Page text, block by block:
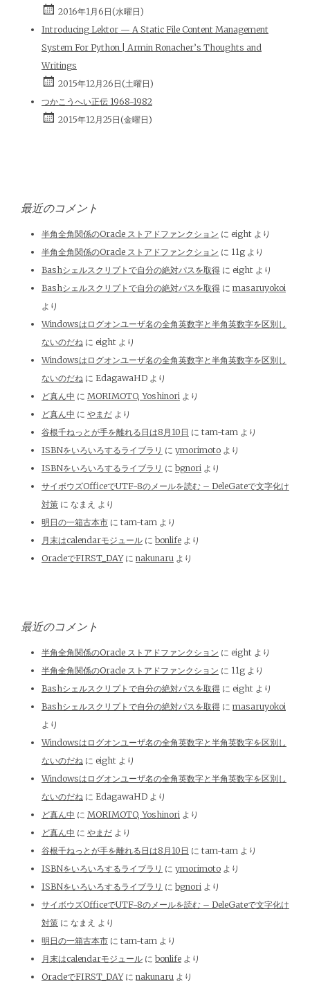
2016年1月6日(水曜日)
Introducing Lektor — A Static File Content Management
System For Python | Armin Ronacher’s Thoughts and
Writings
2015年12月26日(土曜日)
つかこうへい正伝 1968-1982
2015年12月25日(金曜日)
最近のコメント
半角全角関係のOracle ストアドファンクション に eight より
半角全角関係のOracle ストアドファンクション に 11g より
Bashシェルスクリプトで自分の絶対パスを取得 に eight より
Bashシェルスクリプトで自分の絶対パスを取得 に masaruyokoi
より
Windowsはログオンユーザ名の全角英数字と半角英数字を区別し
ないのだね に eight より
Windowsはログオンユーザ名の全角英数字と半角英数字を区別し
ないのだね に EdagawaHD より
ど真ん中 に MORIMOTO, Yoshinori より
ど真ん中 に やまだ より
谷根千ねっとが手を離れる日は8月10日 に tam-tam より
ISBNをいろいろするライブラリ に ymorimoto より
ISBNをいろいろするライブラリ に bgnori より
サイボウズOfficeでUTF-8のメールを読む – DeleGateで文字化け
対策 に なまえ より
明日の一箱古本市 に tam-tam より
月末はcalendarモジュール に bonlife より
OracleでFIRST_DAYに nakunaru より
最近のコメント
半角全角関係のOracle ストアドファンクション に eight より
半角全角関係のOracle ストアドファンクション に 11g より
Bashシェルスクリプトで自分の絶対パスを取得 に eight より
Bashシェルスクリプトで自分の絶対パスを取得 に masaruyokoi
より
Windowsはログオンユーザ名の全角英数字と半角英数字を区別し
ないのだね に eight より
Windowsはログオンユーザ名の全角英数字と半角英数字を区別し
ないのだね に EdagawaHD より
ど真ん中 に MORIMOTO, Yoshinori より
ど真ん中 に やまだ より
谷根千ねっとが手を離れる日は8月10日 に tam-tam より
ISBNをいろいろするライブラリ に ymorimoto より
ISBNをいろいろするライブラリ に bgnori より
サイボウズOfficeでUTF-8のメールを読む – DeleGateで文字化け
対策 に なまえ より
明日の一箱古本市 に tam-tam より
月末はcalendarモジュール に bonlife より
OracleでFIRST_DAYに nakunaru より